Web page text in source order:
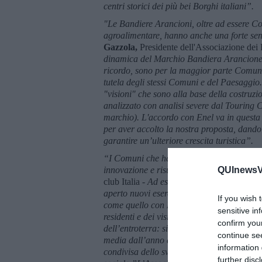
If you wish
sensitive
confirm
continue
information
further
centri storici dei più bei Borghi italiani”.
"Le Bandiere Arancioni, oltre ad essere
agroalimentare, hanno anche una forte
Gazzola, Presidente dell'Associazione dei
dinamica del Marchio Bandiera
ricordo, sono per la maggior parte
tutela degli stessi Comuni e del
"visioni" che sono alla base della
analizzato con analisi severe dal Touring
marchio). L'accordo con Enel va in
per aver accolto la nostra proposta,
garantire un’ulteriore crescita turistica”.
“I Comuni che hanno ricevuto la
innovazione e risultati –
ha dichiarato
club Italia - Ad esempio il 79% dei
aperto nuovi esercizi commerciali, più
come quello con ENEL X allargano la
residenti e dei visitatori, sostenendo
dell’entroterra: si registra infatti nelle
media dall’anno di assegnazione del
condivisa dello sviluppo turistico è